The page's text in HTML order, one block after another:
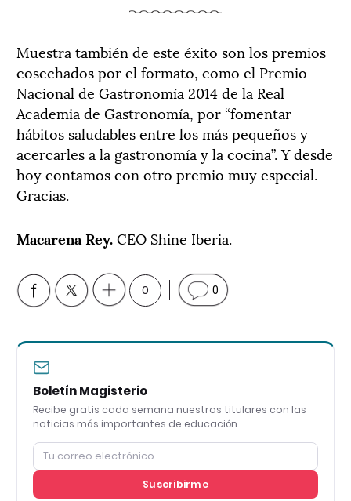
Muestra también de este éxito son los premios
cosechados por el formato, como el Premio
Nacional de Gastronomía 2014 de la Real
Academia de Gastronomía, por “fomentar
hábitos saludables entre los más pequeños y
acercarles a la gastronomía y la cocina”. Y desde
hoy contamos con otro premio muy especial.
Gracias.
Macarena Rey.CEO Shine Iberia.
0 0
Boletín Magisterio
Recibe gratis cada semana nuestros titulares con las
noticias más importantes de educación
Suscribirme